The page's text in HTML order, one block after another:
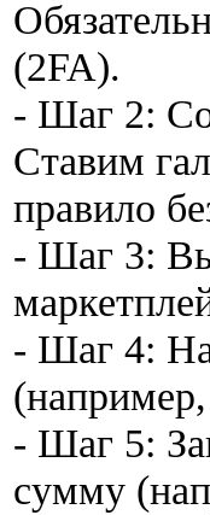
(2FA).
- Шаг 2:
Ставим
правило
- Шаг 3:
- Шаг 4:
- Шаг 5:
сумму